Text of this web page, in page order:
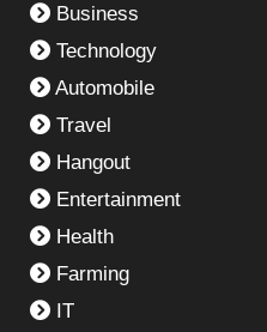
Business
Technology
Automobile
Travel
Hangout
Entertainment
Health
Farming
IT